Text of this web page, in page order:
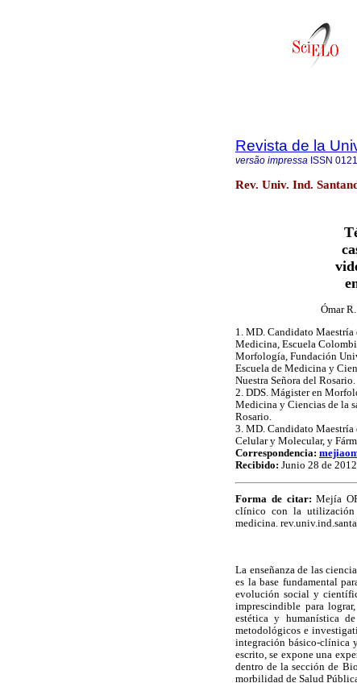
Revista de la
versão impressa ISSN
Rev. Univ. Ind.
Ómar
1. MD. Candidato
Medicina, Escuela
Morfología, Fundación
Escuela de Medicina y
Nuestra Señora del Rosario.
2. DDS. Mágister en
Medicina y Ciencias de la
Rosario.
3. MD. Candidato
Celular y Molecular, y
Correspondencia:
Recibido: Junio 28 de 2012
Forma de citar: Mejía
clínico con la utilización
medicina.
La enseñanza de las
es la base fundamental
evolución social y
imprescindible para
estética y humanística
metodológicos e
integración básico-clínica
escrito, se expone una
dentro de la sección de
morbilidad de Salud